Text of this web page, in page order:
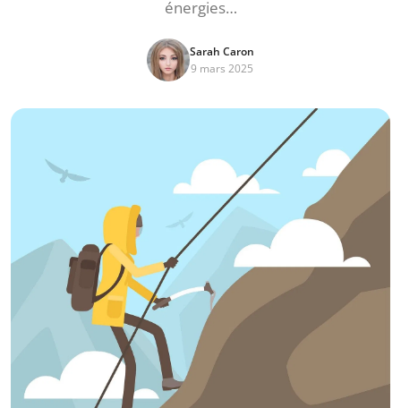
énergies…
Sarah Caron
9 mars 2025